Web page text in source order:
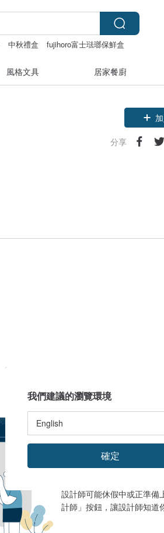
中秋禮盒
fujihoro富士琺瑯保鮮盒
風格文具 居家餐廚
分享
設計館目前沒有商品
設計師可能休假中或正準備
計師」按鈕，讓設計師知道
我們建議的瀏覽環境
確定